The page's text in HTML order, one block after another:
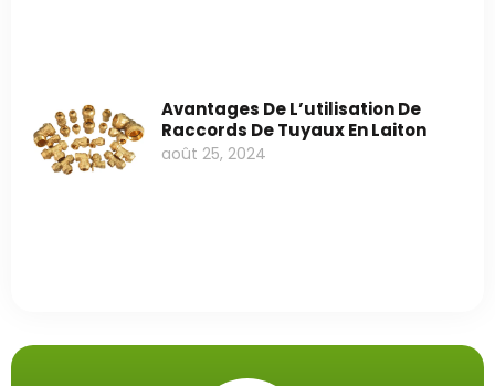
Avantages De L’utilisation De
Raccords De Tuyaux En Laiton
août 25, 2024